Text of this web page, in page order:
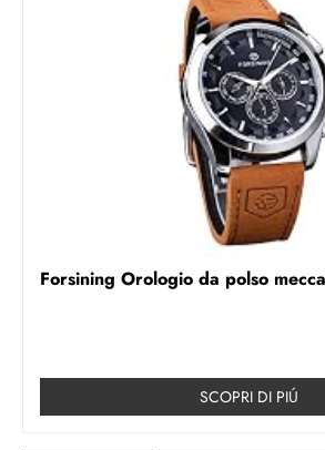
Forsining Orologio da polso
SCOPRI DI PIÚ